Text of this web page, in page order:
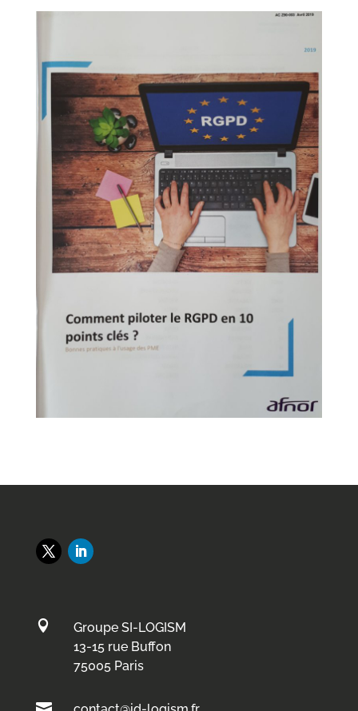

Groupe SI-LOGISM
13-15 rue Buffon
75005 Paris
